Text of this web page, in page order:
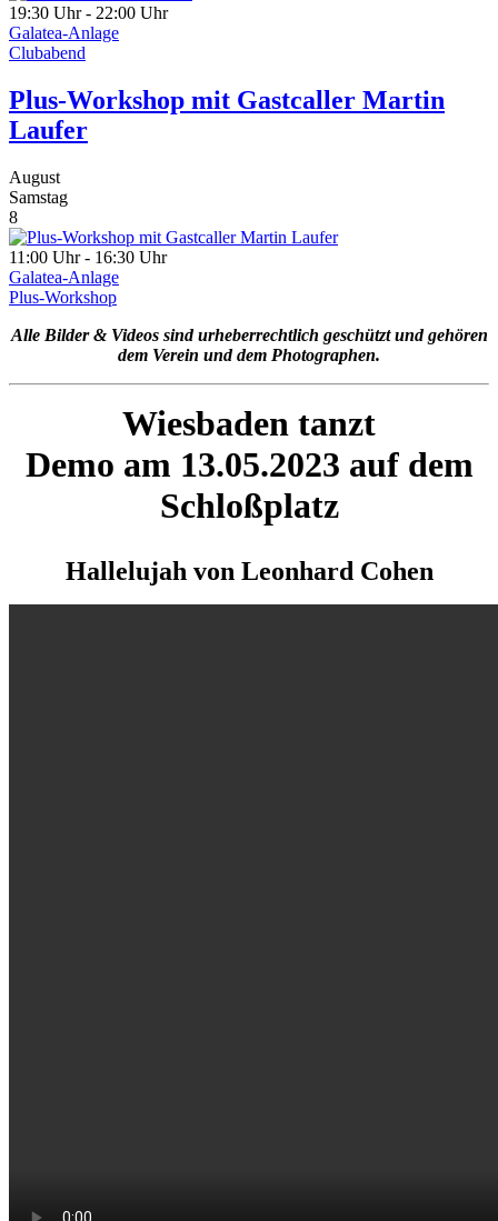
19:30 Uhr - 22:00 Uhr
Galatea-Anlage
Clubabend
Plus-Workshop mit Gastcaller Martin
Laufer
August
Samstag
8
11:00 Uhr - 16:30 Uhr
Galatea-Anlage
Plus-Workshop
Alle Bilder & Videos sind urheberrechtlich geschützt und gehören
dem Verein und dem Photographen.
Wiesbaden tanzt
Demo am 13.05.2023 auf dem
Schloßplatz
Hallelujah von Leonhard Cohen